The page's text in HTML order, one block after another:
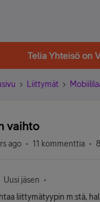
Telia Yhteisö on
Liittymät
vaihto
ago 11 kommenttia
Uusi jäsen
liittymätyypin m:stä,